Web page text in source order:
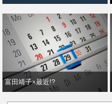
富田靖子×最近!?